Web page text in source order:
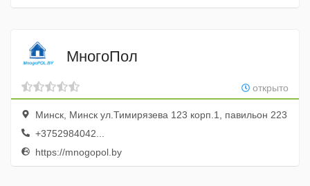
МногоПол
открыто
Минск, Минск ул.Тимирязева 123 корп.1, павильон 223
+3752984042...
https://mnogopol.by